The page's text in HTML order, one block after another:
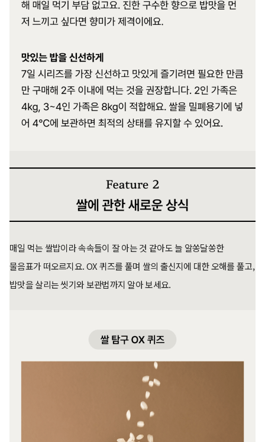
매일 먹는 쌀밥이라 속속들이 잘 아는 것 같아도 늘 알쏭달쏭한
물음표가 떠오르지요. OX 퀴즈를 풀며 쌀의 출신지에 대한 오해를 풀고,
밥맛을 살리는 씻기와 보관법까지 알아 보세요.